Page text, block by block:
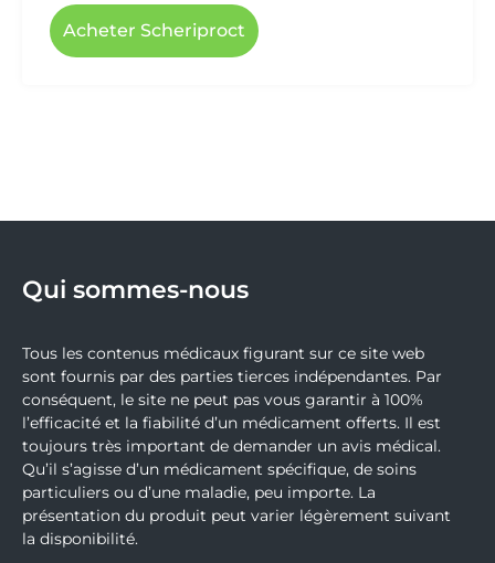
Acheter Scheriproct
Qui sommes-nous
Tous les contenus médicaux figurant sur ce site web
sont fournis par des parties tierces indépendantes. Par
conséquent, le site ne peut pas vous garantir à 100%
l’efficacité et la fiabilité d’un médicament offerts. Il est
toujours très important de demander un avis médical.
Qu’il s’agisse d’un médicament spécifique, de soins
particuliers ou d’une maladie, peu importe. La
présentation du produit peut varier légèrement suivant
la disponibilité.